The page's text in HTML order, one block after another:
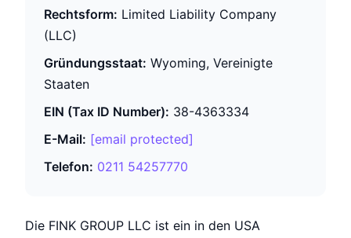
Rechtsform: Limited Liability Company
(LLC)
Gründungsstaat: Wyoming, Vereinigte
Staaten
EIN (Tax ID Number): 38-4363334
E-Mail: [email protected]
Telefon: 0211 54257770
Die FINK GROUP LLC ist ein in den USA